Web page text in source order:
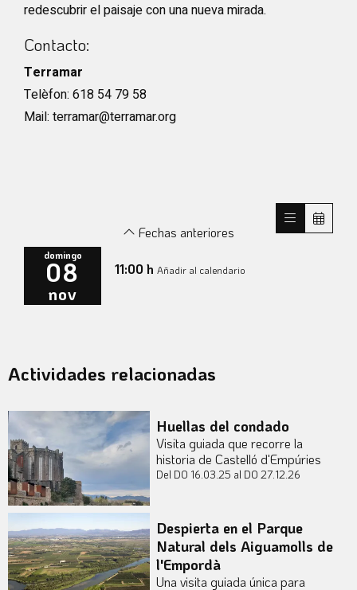
redescubrir el paisaje con una nueva mirada.
Contacto:
Terramar
Telèfon: 618 54 79 58
Mail: terramar@terramar.org
Fechas anteriores
domingo
08
nov
11:00 h Añadir al calendario
Actividades relacionadas
Huellas del condado
Visita guiada que recorre la
historia de Castelló d'Empúries
Del DO 16.03.25 al DO 27.12.26
Despierta en el Parque
Natural dels Aiguamolls de
l'Empordà
Una visita guiada única para